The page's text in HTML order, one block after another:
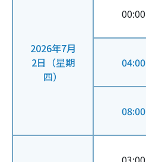
2026年7月
2日（星期
四）
00:00
04:00
08:00